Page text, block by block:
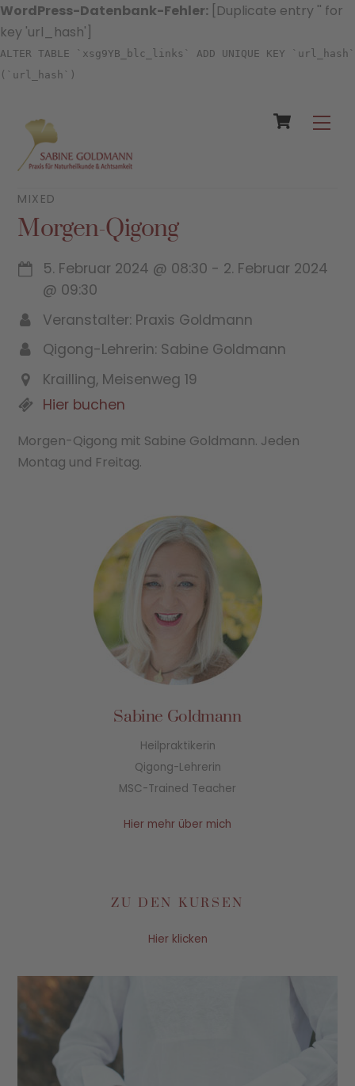
WordPress-Datenbank-Fehler: [Duplicate entry '' for
key 'url_hash']
ALTER TABLE `xsg9YB_blc_links` ADD UNIQUE KEY `url_hash`
(`url_hash`)
content
Cart
MIXED
Morgen-Qigong
5. Februar 2024 @ 08:30 - 2. Februar 2024
@ 09:30
Veranstalter: Praxis Goldmann
Qigong-Lehrerin: Sabine Goldmann
Krailling, Meisenweg 19
Hier buchen
Morgen-Qigong mit Sabine Goldmann. Jeden
Montag und Freitag.
Sabine Goldmann
Heilpraktikerin
Qigong-Lehrerin
MSC-Trained Teacher
Hier mehr über mich
ZU DEN KURSEN
Hier klicken